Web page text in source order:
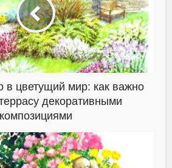
в цветущий мир: как важно
декоративными
композициями